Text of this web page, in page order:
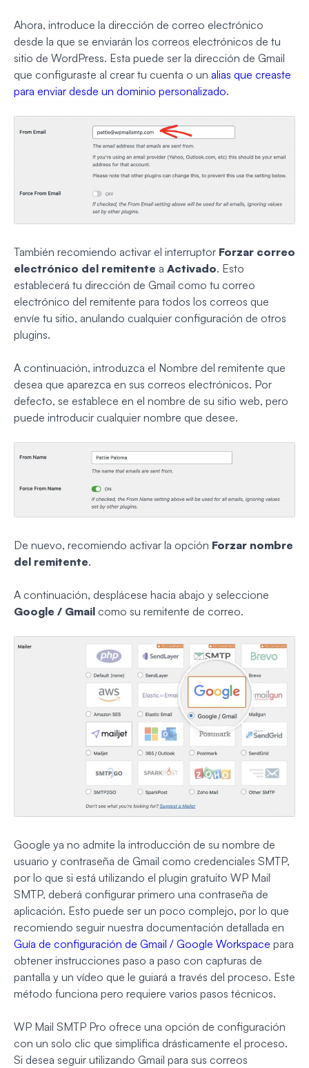
Ahora, introduce la dirección de correo electrónico
desde la que se enviarán los correos electrónicos de tu
sitio de WordPress. Esta puede ser la dirección de Gmail
que configuraste al crear tu cuenta o un alias que creaste
para enviar desde un dominio personalizado.
También recomiendo activar el interruptor Forzar correo
electrónico del remitente a Activado. Esto
establecerá tu dirección de Gmail como tu correo
electrónico del remitente para todos los correos que
envíe tu sitio, anulando cualquier configuración de otros
plugins.
A continuación, introduzca el Nombre del remitente que
desea que aparezca en sus correos electrónicos. Por
defecto, se establece en el nombre de su sitio web, pero
puede introducir cualquier nombre que desee.
De nuevo, recomiendo activar la opción Forzar nombre
del remitente.
A continuación, desplácese hacia abajo y seleccione
Google / Gmail como su remitente de correo.
Google ya no admite la introducción de su nombre de
usuario y contraseña de Gmail como credenciales SMTP,
por lo que si está utilizando el plugin gratuito WP Mail
SMTP, deberá configurar primero una contraseña de
aplicación. Esto puede ser un poco complejo, por lo que
recomiendo seguir nuestra documentación detallada en
Guía de configuración de Gmail / Google Workspace para
obtener instrucciones paso a paso con capturas de
pantalla y un vídeo que le guiará a través del proceso. Este
método funciona pero requiere varios pasos técnicos.
WP Mail SMTP Pro ofrece una opción de configuración
con un solo clic que simplifica drásticamente el proceso.
Si desea seguir utilizando Gmail para sus correos